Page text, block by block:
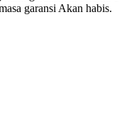
garansi Akan habis.